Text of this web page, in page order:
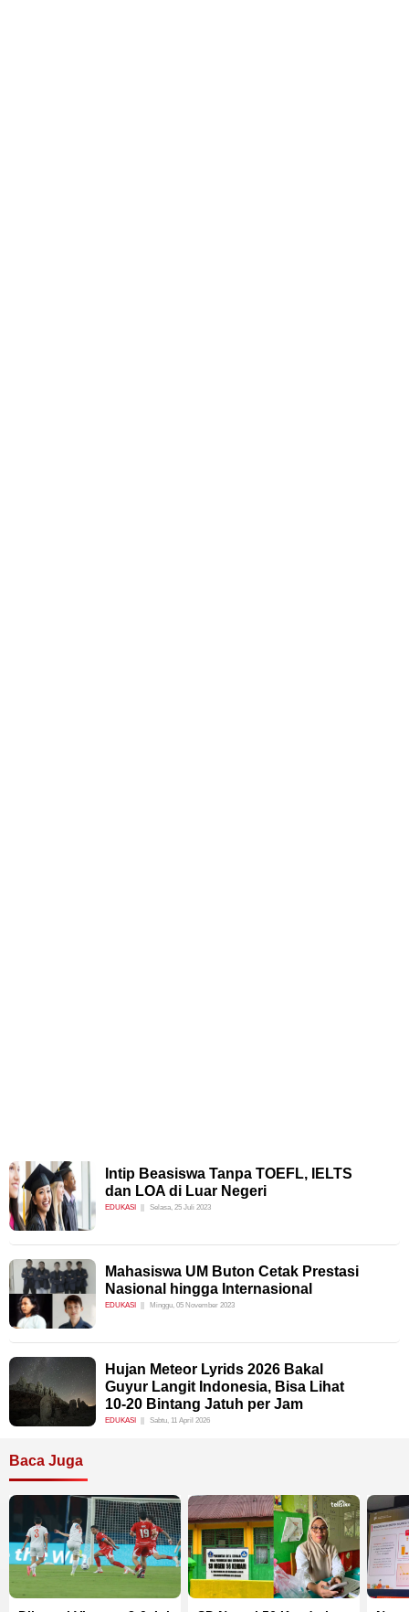
Intip Beasiswa Tanpa TOEFL, IELTS
dan LOA di Luar Negeri
EDUKASI Selasa, 25 Juli 2023
Mahasiswa UM Buton Cetak Prestasi
Nasional hingga Internasional
EDUKASI Minggu, 05 November 2023
Hujan Meteor Lyrids 2026 Bakal
Guyur Langit Indonesia, Bisa Lihat
10-20 Bintang Jatuh per Jam
EDUKASI Sabtu, 11 April 2026
Baca Juga